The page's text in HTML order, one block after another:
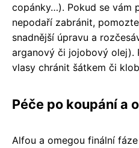
copánky…). Pokud se vám
nepodaří zabránit,
snadnější úpravu a
arganový či jojobový olej).
vlasy chránit šátkem či
Péče po koupání a
Alfou a omegou finální